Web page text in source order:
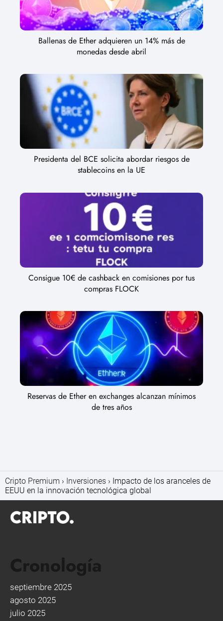
Ballenas de Ether adquieren un 14% más de
monedas desde abril
Presidenta del BCE solicita abordar riesgos de
stablecoins en la UE
Consigue 10€ de cashback en comisiones por tus
compras FLOCK
Reservas de Ether en exchanges alcanzan mínimos
de tres años
Cripto Premium Inversiones
Impacto de los aranceles de
EEUU en la innovación tecnológica global
Cronología
septiembre 2025
agosto 2025
julio 2025